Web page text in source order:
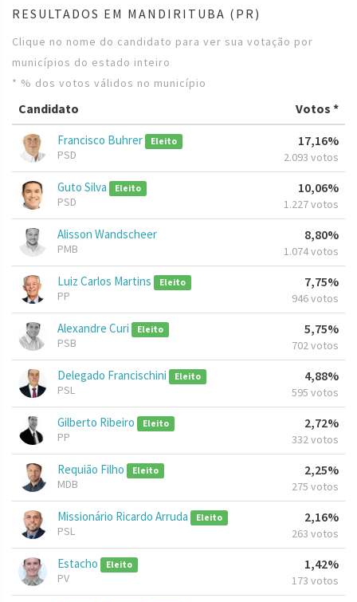
RESULTADOS EM MANDIRITUBA (PR)
Clique no nome do candidato para ver sua votação por
municípios do estado inteiro
* % dos votos válidos no município
Candidato Votos *
Francisco Buhrer Eleito
PSD
17,16%
2.093 votos
Guto Silva Eleito
PSD
10,06%
1.227 votos
Alisson Wandscheer
PMB
8,80%
1.074 votos
Luiz Carlos Martins Eleito
PP
7,75%
946 votos
Alexandre Curi Eleito
PSB
5,75%
702 votos
Delegado Francischini Eleito
PSL
4,88%
595 votos
Gilberto Ribeiro Eleito
PP
2,72%
332 votos
Requião Filho Eleito
MDB
2,25%
275 votos
Missionário Ricardo Arruda Eleito
PSL
2,16%
263 votos
Estacho Eleito
PV
1,42%
173 votos